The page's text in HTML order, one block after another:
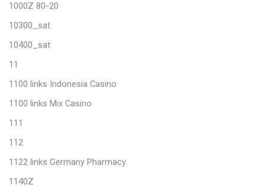
1000Z 80-20
10300_sat
10400_sat
11
1100 links Indonesia Casino
1100 links Mix Casino
111
112
1122 links Germany Pharmacy
1140Z